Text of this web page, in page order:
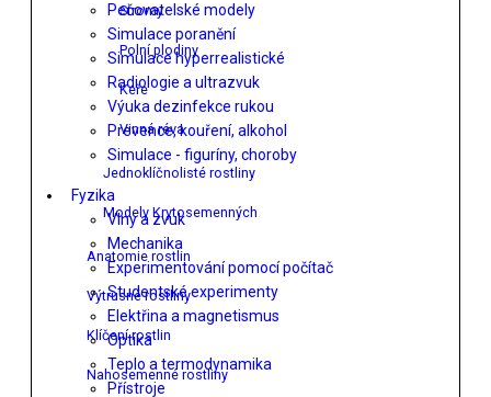
Pečovatelské modely
Simulace poranění
Simulace hyperrealistické
Radiologie a ultrazvuk
Výuka dezinfekce rukou
Prevence, kouření, alkohol
Simulace - figuríny, choroby
Fyzika
Vlny a zvuk
Mechanika
Experimentování pomocí počítač
Studentské experimenty
Elektřina a magnetismus
Optika
Teplo a termodynamika
Přístroje
Stromy
Polní plodiny
Keře
Vinná réva
Jednoklíčnolisté rostliny
Modely Krytosemenných
Anatomie rostlin
Výtrusné rostliny
Klíčení rostlin
Nahosemenné rostliny